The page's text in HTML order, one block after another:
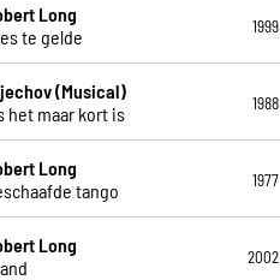
Long
te gelde
1999
(Musical)
het maar kort is
1988
Long
tango
1977
Long
2002